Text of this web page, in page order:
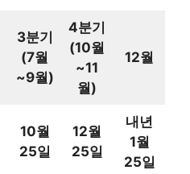
3분기
(7월
~9월)
4분기
(10월
~11
월)
12월
10월
25일
12월
25일
내년
1월
25일